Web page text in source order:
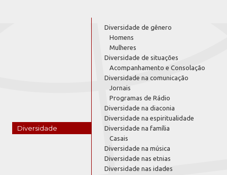
Diversidade
Diversidade de gênero
Homens
Mulheres
Diversidade de situações
Acompanhamento e Consolação
Diversidade na comunicação
Jornais
Programas de Rádio
Diversidade na diaconia
Diversidade na espiritualidade
Diversidade na família
Casais
Diversidade na música
Diversidade nas etnias
Diversidade nas idades